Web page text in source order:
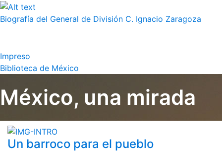
Biografía del General de División C. Ignacio Zaragoza
Impreso
Biblioteca de México
México, una mirada
Un barroco para el pueblo